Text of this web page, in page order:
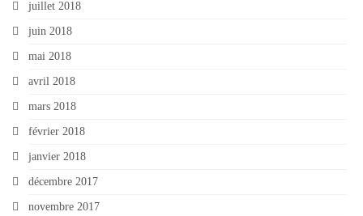
juillet 2018
juin 2018
mai 2018
avril 2018
mars 2018
février 2018
janvier 2018
décembre 2017
novembre 2017